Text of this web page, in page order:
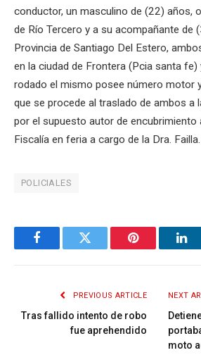
conductor, un masculino de (22) años,
de Río Tercero y a su acompañante de
Provincia de Santiago Del Estero,
en la ciudad de Frontera (Pcia santa fe)
rodado el mismo posee número motor
que se procede al traslado de ambos a
por el supuesto autor de encubrimiento
Fiscalía en feria a cargo de la Dra. Failla.
POLICIALES
FacebookTwitter Pinterest
PREVIOUS ARTICLE
Tras fallido intento de robo
fue aprehendido
NEXT
moto